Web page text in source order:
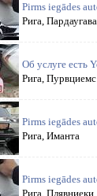
Pirms iegādes
Рига, Пардаугава
Об услуге есть
Рига, Пурвциемс
Pirms iegādes
Рига, Иманта
Pirms iegādes
Рига, Плявниеки